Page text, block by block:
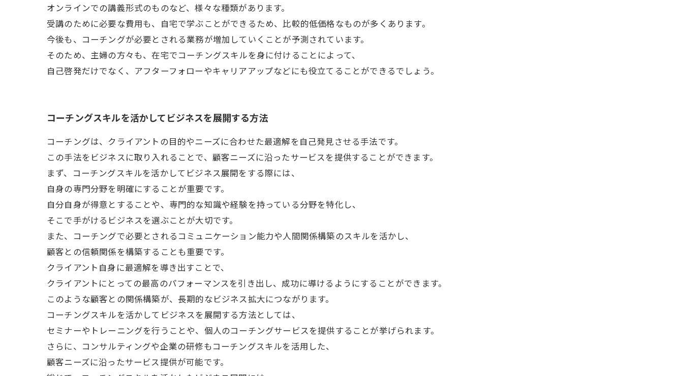
オンラインでの講義形式のものなど、様々な種類があります。
受講のために必要な費用も、自宅で学ぶことができるため、比較的低価格なものが多くあります。
今後も、コーチングが必要とされる業務が増加していくことが予測されています。
そのため、主婦の方々も、在宅でコーチングスキルを身に付けることによって、
自己啓発だけでなく、アフターフォローやキャリアアップなどにも役立てることができるでしょう。
コーチングスキルを活かしてビジネスを展開する方法
コーチングは、クライアントの目的やニーズに合わせた最適解を自己発見させる手法です。
この手法をビジネスに取り入れることで、顧客ニーズに沿ったサービスを提供することができます。
まず、コーチングスキルを活かしてビジネス展開をする際には、
自身の専門分野を明確にすることが重要です。
自分自身が得意とすることや、専門的な知識や経験を持っている分野を特化し、
そこで手がけるビジネスを選ぶことが大切です。
また、コーチングで必要とされるコミュニケーション能力や人間関係構築のスキルを活かし、
顧客との信頼関係を構築することも重要です。
クライアント自身に最適解を導き出すことで、
クライアントにとっての最高のパフォーマンスを引き出し、成功に導けるようにすることができます。
このような顧客との関係構築が、長期的なビジネス拡大につながります。
コーチングスキルを活かしてビジネスを展開する方法としては、
セミナーやトレーニングを行うことや、個人のコーチングサービスを提供することが挙げられます。
さらに、コンサルティングや企業の研修もコーチングスキルを活用した、
顧客ニーズに沿ったサービス提供が可能です。